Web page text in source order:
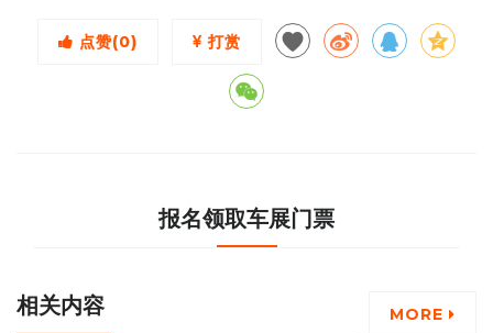
点赞(0) 打赏
报名领取车展门票
相关内容 MORE